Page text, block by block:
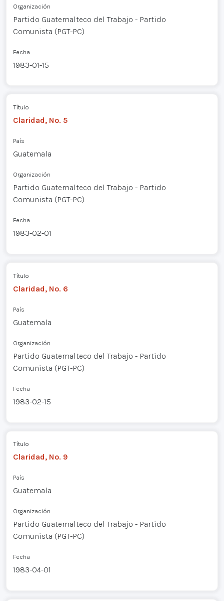
Organización
Partido Guatemalteco del Trabajo - Partido
Comunista (PGT-PC)
Fecha
1983-01-15
Título
Claridad, No. 5
País
Guatemala
Organización
Partido Guatemalteco del Trabajo - Partido
Comunista (PGT-PC)
Fecha
1983-02-01
Título
Claridad, No. 6
País
Guatemala
Organización
Partido Guatemalteco del Trabajo - Partido
Comunista (PGT-PC)
Fecha
1983-02-15
Título
Claridad, No. 9
País
Guatemala
Organización
Partido Guatemalteco del Trabajo - Partido
Comunista (PGT-PC)
Fecha
1983-04-01